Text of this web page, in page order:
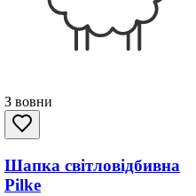
З вовни
Шапка світловідбивна
Pilke